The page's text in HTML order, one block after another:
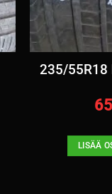
235/55R18
LISÄÄ